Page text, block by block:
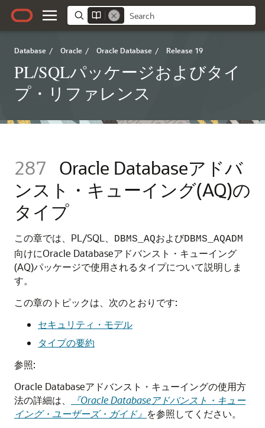
Database / Oracle / Oracle Database / Release 19
PL/SQLパッケージおよびタイ
プ・リファレンス
287 Oracle Databaseアドバ
ンスト・キューイング(AQ)の
タイプ
この章では、PL/SQL、 DBMS_AQおよびDBMS_AQADM
向けにOracle Databaseアドバンスト・キューイング
(AQ)パッケージで使用されるタイプについて説明しま
す。
この章のトピックは、次のとおりです:
セキュリティ・モデル
タイプの要約
参照:
Oracle Databaseアドバンスト・キューイングの使用方
法の詳細は、
『Oracle Databaseアドバンスト・キュー
イング・ユーザーズ・ガイド』 を参照してください。